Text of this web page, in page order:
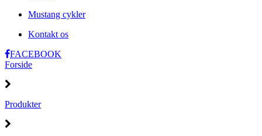
Mustang cykler
Kontakt os
FACEBOOK
Forside
Produkter